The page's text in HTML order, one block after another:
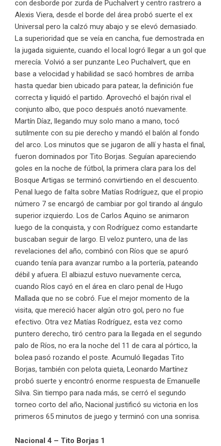
con desborde por zurda de Puchalvert y centro rastrero a
Alexis Viera, desde el borde del área probó suerte el ex
Universal pero la calzó muy abajo y se elevó demasiado.
La superioridad que se veía en cancha, fue demostrada en
la jugada siguiente, cuando el local logró llegar a un gol que
merecía. Volvió a ser punzante Leo Puchalvert, que en
base a velocidad y habilidad se sacó hombres de arriba
hasta quedar bien ubicado para patear, la definición fue
correcta y liquidó el partido. Aprovechó el bajón rival el
conjunto albo, que poco después anotó nuevamente.
Martín Díaz, llegando muy solo mano a mano, tocó
sutilmente con su pie derecho y mandó el balón al fondo
del arco. Los minutos que se jugaron de allí y hasta el final,
fueron dominados por Tito Borjas. Seguían apareciendo
goles en la noche de fútbol, la primera clara para los del
Bosque Artigas se terminó convirtiendo en el descuento.
Penal luego de falta sobre Matías Rodríguez, que el propio
número 7 se encargó de cambiar por gol tirando al ángulo
superior izquierdo. Los de Carlos Aquino se animaron
luego de la conquista, y con Rodríguez como estandarte
buscaban seguir de largo. El veloz puntero, una de las
revelaciones del año, combinó con Ríos que se apuró
cuando tenía para avanzar rumbo a la portería, pateando
débil y afuera. El albiazul estuvo nuevamente cerca,
cuando Ríos cayó en el área en claro penal de Hugo
Mallada que no se cobró. Fue el mejor momento de la
visita, que mereció hacer algún otro gol, pero no fue
efectivo. Otra vez Matías Rodríguez, esta vez como
puntero derecho, tiró centro para la llegada en el segundo
palo de Ríos, no era la noche del 11 de cara al pórtico, la
bolea pasó rozando el poste. Acumuló llegadas Tito
Borjas, también con pelota quieta, Leonardo Martínez
probó suerte y encontró enorme respuesta de Emanuelle
Silva. Sin tiempo para nada más, se cerró el segundo
torneo corto del año, Nacional justificó su victoria en los
primeros 65 minutos de juego y terminó con una sonrisa.
Nacional 4 – Tito Borjas 1